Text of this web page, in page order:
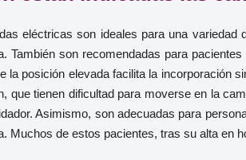
eléctricas son ideales para una
También son recomendadas para
la posición elevada facilita la incorporación
que tienen dificultad para moverse en la
Asimismo, son adecuadas para
Muchos de estos pacientes, tras su alta en